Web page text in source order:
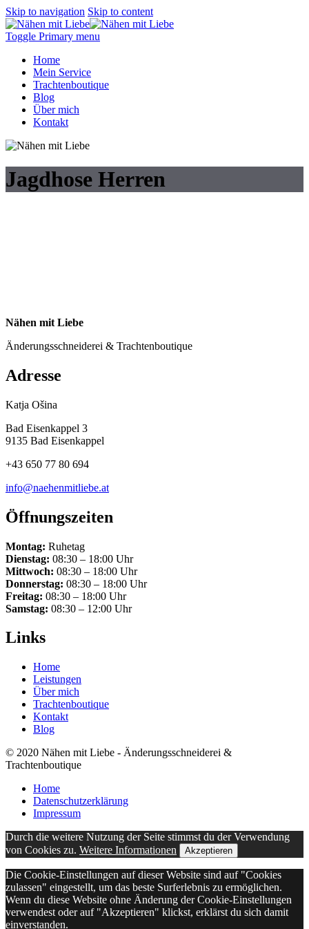
Skip to navigation Skip to content
Toggle Primary menu
Home
Mein Service
Trachtenboutique
Blog
Über mich
Kontakt
Jagdhose Herren
Nähen mit Liebe
Änderungsschneiderei & Trachtenboutique
Adresse
Katja Ošina
Bad Eisenkappel 3
9135 Bad Eisenkappel
+43 650 77 80 694
info@naehenmitliebe.at
Öffnungszeiten
Montag: Ruhetag
Dienstag: 08:30 – 18:00 Uhr
Mittwoch: 08:30 – 18:00 Uhr
Donnerstag: 08:30 – 18:00 Uhr
Freitag: 08:30 – 18:00 Uhr
Samstag: 08:30 – 12:00 Uhr
Links
Home
Leistungen
Über mich
Trachtenboutique
Kontakt
Blog
© 2020 Nähen mit Liebe - Änderungsschneiderei &
Trachtenboutique
Home
Datenschutz­erklärung
Impressum
Durch die weitere Nutzung der Seite stimmst du der Verwendung
von Cookies zu. Weitere Informationen Akzeptieren
Die Cookie-Einstellungen auf dieser Website sind auf "Cookies
zulassen" eingestellt, um das beste Surferlebnis zu ermöglichen.
Wenn du diese Website ohne Änderung der Cookie-Einstellungen
verwendest oder auf "Akzeptieren" klickst, erklärst du sich damit
einverstanden.